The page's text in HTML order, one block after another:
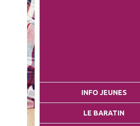
INFO JEUNES
LE BARATIN